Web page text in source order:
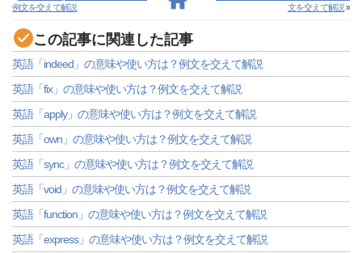
例文を交えて解説
文を交えて解説»
この記事に関連した記事
英語「indeed」の意味や使い方は？例文を交えて解説
英語「fix」の意味や使い方は？例文を交えて解説
英語「apply」の意味や使い方は？例文を交えて解説
英語「own」の意味や使い方は？例文を交えて解説
英語「sync」の意味や使い方は？例文を交えて解説
英語「void」の意味や使い方は？例文を交えて解説
英語「function」の意味や使い方は？例文を交えて解説
英語「express」の意味や使い方は？例文を交えて解説